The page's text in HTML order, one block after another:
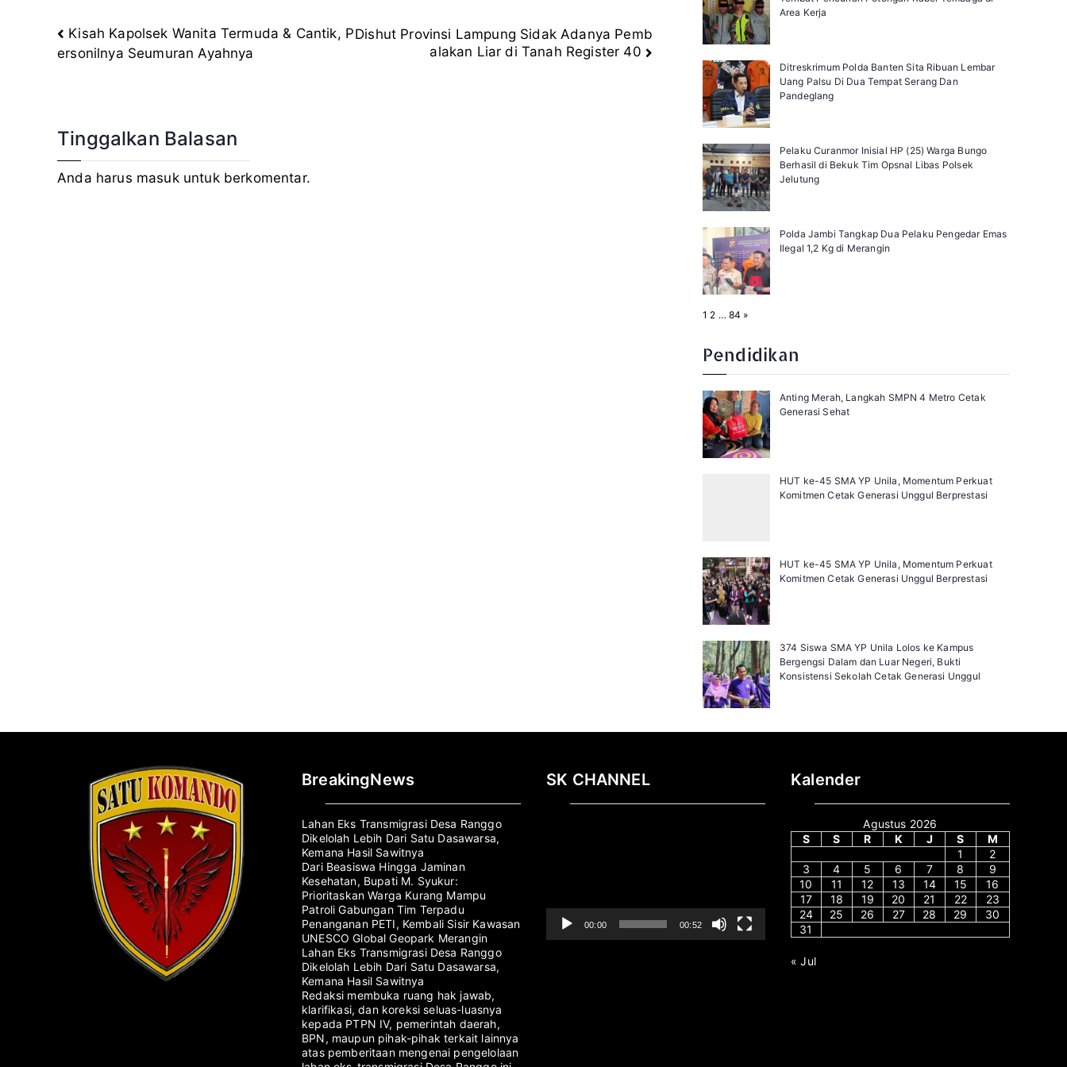
Navigasi
Kisah Kapolsek Wanita Termuda & Cantik, P
ersonilnya Seumuran Ayahnya
Dishut Provinsi Lampung Sidak Adanya Pemb
alakan Liar di Tanah Register 40
Tinggalkan Balasan
Anda harus masukuntuk berkomentar.
Area Kerja
Ditreskrimum Polda Banten Sita Ribuan Lembar
Uang Palsu Di Dua Tempat Serang Dan
Pandeglang
Pelaku Curanmor Inisial HP (25) Warga Bungo
Berhasil di Bekuk Tim Opsnal Libas Polsek
Jelutung
Polda Jambi Tangkap Dua Pelaku Pengedar Emas
Ilegal 1,2 Kg di Merangin
P
:
1 2 … 84 N
»
Pendidikan
Anting Merah, Langkah SMPN 4 Metro Cetak
Generasi Sehat
HUT ke-45 SMA YP Unila, Momentum Perkuat
Komitmen Cetak Generasi Unggul Berprestasi
HUT ke-45 SMA YP Unila, Momentum Perkuat
Komitmen Cetak Generasi Unggul Berprestasi
374 Siswa SMA YP Unila Lolos ke Kampus
Bergengsi Dalam dan Luar Negeri, Bukti
Konsistensi Sekolah Cetak Generasi Unggul
BreakingNews
Lahan Eks Transmigrasi Desa Ranggo
Dikelolah Lebih Dari Satu Dasawarsa,
Kemana Hasil Sawitnya
Dari Beasiswa Hingga Jaminan
Kesehatan, Bupati M. Syukur:
Prioritaskan Warga Kurang Mampu
Patroli Gabungan Tim Terpadu
Penanganan PETI, Kembali Sisir Kawasan
UNESCO Global Geopark Merangin
Lahan Eks Transmigrasi Desa Ranggo
Dikelolah Lebih Dari Satu Dasawarsa,
Kemana Hasil Sawitnya
Redaksi membuka ruang hak jawab,
klarifikasi, dan koreksi seluas-luasnya
kepada PTPN IV, pemerintah daerah,
BPN, maupun pihak-pihak terkait lainnya
atas pemberitaan mengenai pengelolaan
SK CHANNEL
00:00 00:52
Kalender
Agustus 2026
S
S R K J S
M
1
2
3
4 5 6 7 8
9
10
11 12 13 14 15
16
17
18 19 20 21 22
23
24
25 26 27 28 29
30
31
« Jul